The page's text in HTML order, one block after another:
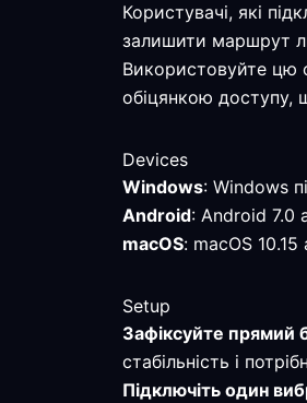
Користувачі, які
залишити маршрут
Використовуйте цю
обіцянкою доступу,
Devices
Windows: Windows
Android: Android 7.0
macOS: macOS
Setup
Зафіксуйте прямий
стабільність і
Підключіть один